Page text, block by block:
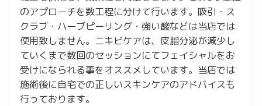
のアプローチを数工程に分けて行います。吸引・ス
クラブ・ハーブピーリング・強い酸などは当店では
使用致しません。ニキビケアは、皮脂分泌が減少し
ていくまで数回のセッションにてフェイシャルをお
受けになられる事をオススメしています。当店では
施術後に自宅での正しいスキンケアのアドバイスも
行っております。